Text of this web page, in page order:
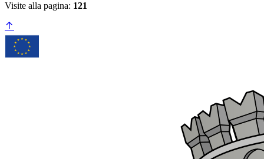
Visite alla pagina: 121